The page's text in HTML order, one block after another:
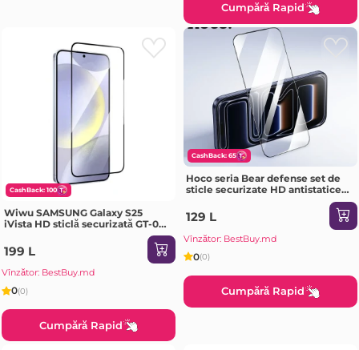
Cumpără Rapid
CashBack: 100
Wiwu SAMSUNG Galaxy S25
iVista HD sticlă securizată GT-022
transparentă Sticlă de protecție
199 L
Vînzător: BestBuy.md
0(0)
Cumpără Rapid
CashBack: 65
Hoco seria Bear defense set de
sticle securizate HD antistatice
pe tot ecranul SAMSUNG Galaxy
S25 FE(G777) Sticlă de protecție
129 L
Vînzător: BestBuy.md
0(0)
Cumpără Rapid